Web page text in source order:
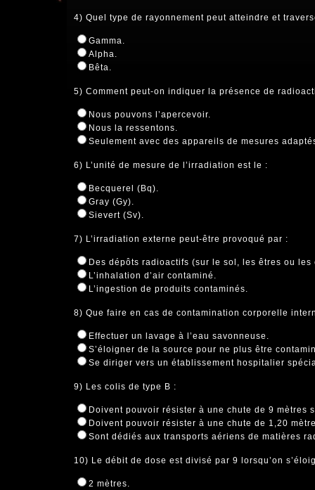
4) Quel type de rayonnement peut atteindre et
Gamma.
Alpha.
Bêta.
5) Comment peut-on indiquer la présence de
Nous pouvons l’apercevoir.
Nous la ressentons.
Seulement avec des appareils de mesures
6) L’unité de mesure de l’irradiation est le :
Becquerel (Bq).
Gray (Gy).
Sievert (Sv).
7) L’irradiation externe peut-être provoqué par :
Des dépôts radioactifs (sur le sol, les êtres ou les
L’inhalation d’air contaminé.
L’ingestion de produits contaminés.
8) Que faire en cas de contamination corporelle
Effectuer un lavage à l’eau savonneuse.
S’éloigner de la source pour ne plus être
Se diriger vers un établissement hospitalier
9) Les colis de type B :
Doivent pouvoir résister à une chute de 9
Doivent pouvoir résister à une chute de 1,20
Sont dédiés aux transports aériens de matières
10) Le débit de dose est divisé par 9 lorsqu’on
2 mètres.